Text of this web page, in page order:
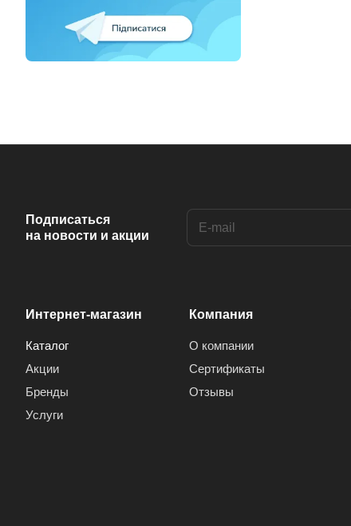
1)
Amino (1)
Aoc (3)
Arrox (
Подписаться
на новости и акции
Интернет-магазин
Каталог
Акции
Бренды
Услуги
Компания
О компании
Сертификаты
Отзывы